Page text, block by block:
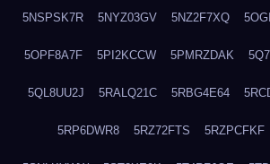
5NSPSK7R 5NYZ03GV 5NZ2F7XQ
5OPF8A7F 5PI2KCCW 5PMRZDAK
5QL8UU2J 5RALQ21C 5RBG4E64
5RP6DWR8 5RZ72FTS 5RZPCFKF